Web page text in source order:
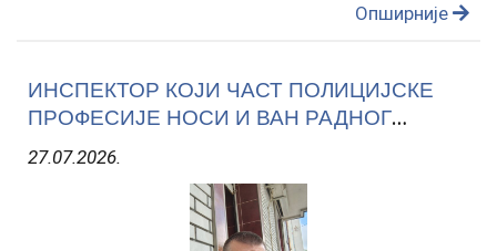
јула, око 9.50 часова, у селу Грљан-град Зајечар,
Опширније
ИНСПЕКТОР КОЈИ ЧАСТ ПОЛИЦИЈСКЕ
ПРОФЕСИЈЕ НОСИ И ВАН РАДНОГ
27.07.2026.